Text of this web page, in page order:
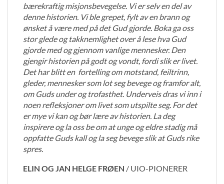
bærekraftig misjonsbevegelse. Vi er selv en del av
denne historien. Vi ble grepet, fylt av en brann og
ønsket å være med på det Gud gjorde. Boka ga oss
stor glede og takknemlighet over å lese hva Gud
gjorde med og gjennom vanlige mennesker. Den
gjengir historien på godt og vondt, fordi slik er livet.
Det har blitt en fortelling om motstand, feiltrinn,
gleder, mennesker som lot seg bevege og framfor alt,
om Guds under og trofasthet. Underveis dras vi inn i
noen refleksjoner om livet som utspilte seg. For det
er mye vi kan og bør lære av historien. La deg
inspirere og la oss be om at unge og eldre stadig må
oppfatte Guds kall og la seg bevege slik at Guds rike
spres.
ELIN OG JAN HELGE FRØEN / UIO-PIONERER